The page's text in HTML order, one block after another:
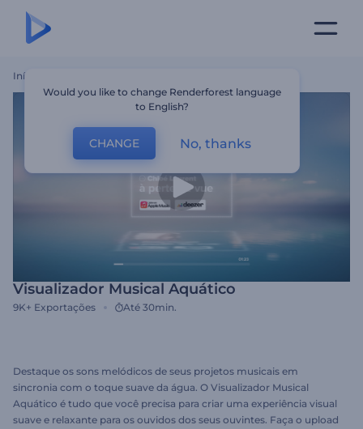
Início
Visualizador Musical Aquático
9K+ Exportações Até 30min.
Destaque os sons melódicos de seus projetos musicais em
sincronia com o toque suave da água. O Visualizador Musical
Aquático é tudo que você precisa para criar uma experiência visual
suave e relaxante para os ouvidos dos seus ouvintes. Faça o upload
Would you like to change Renderforest language
to English?
CHANGE No, thanks